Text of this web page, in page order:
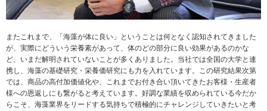
またこれまで、「海藻が体に良い」ということは何となく認知されてきました
が、実際にどういう栄養素があって、体のどの部分に良い効果があるのかな
ど、いまだ解明されていないことが多くありました。当社では全国の大学と連
携し、海藻の基礎研究・栄養価研究にも力を入れています。この研究結果次第
では、商品の高付加価値化や、これまでお付き合い頂いてきたお客様・生産者
様への恩返しにも繋がると考えています。好調な業績を収められている今だか
らこそ、海藻業界をリードする気持ちで積極的にチャレンジしていきたいと考